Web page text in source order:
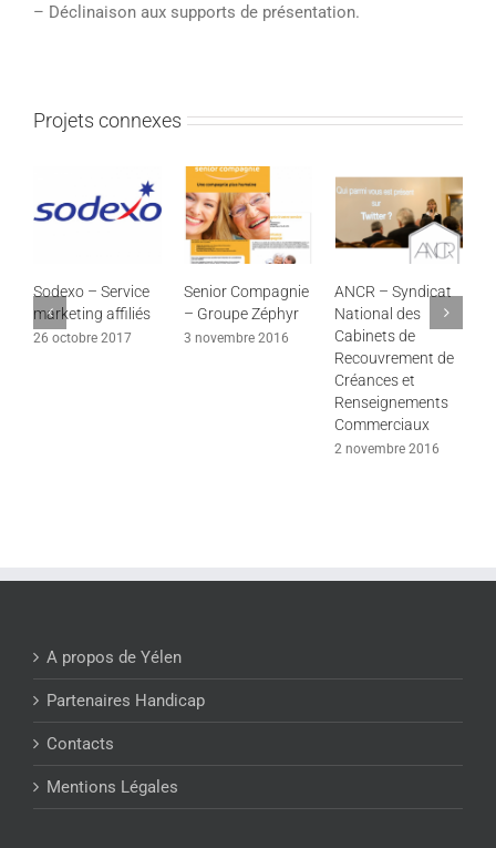
– Déclinaison aux supports de présentation.
Projets connexes
Sodexo – Service
marketing affiliés
26 octobre 2017
Senior Compagnie
– Groupe Zéphyr
3 novembre 2016
ANCR – Syndicat
National des
Cabinets de
Recouvrement de
Créances et
Renseignements
Commerciaux
2 novembre 2016
A propos de Yélen
Partenaires Handicap
Contacts
Mentions Légales